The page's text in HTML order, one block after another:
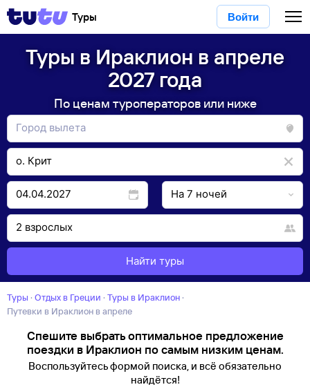
Туры Войти
Туры в Ираклион в апреле
2027 года
По ценам туроператоров или ниже
Найти туры
Туры · Отдых в Греции · Туры в Ираклион ·
Путевки в Ираклион в апреле
Спешите выбрать оптимальное предложение
поездки в Ираклион по самым низким ценам.
Воспользуйтесь формой поиска, и всё обязательно
найдётся!